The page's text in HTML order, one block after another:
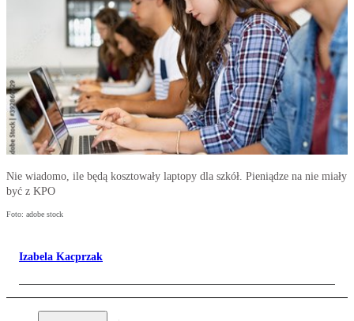
Nie wiadomo, ile będą kosztowały laptopy dla szkół. Pieniądze na nie miały
być z KPO
Foto: adobe stock
Izabela Kacprzak